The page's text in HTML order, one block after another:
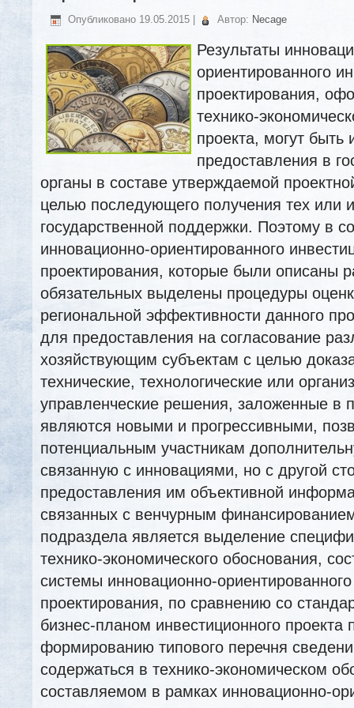
Опубликовано 19.05.2015 Автор: Necage
Результаты
ориентированного
проектирования,
технико-
проекта, могут
предоставления в
органы в составе утверждаемой
целью последующего получения тех или
государственной поддержки. Поэтому в
инновационно-ориентированного
проектирования, которые были описаны
обязательных выделены процедуры
региональной эффективности данного
для предоставления на согласование
хозяйствующим субъектам с целью
технические, технологические или
управленческие решения, заложенные в
являются новыми и прогрессивными,
потенциальным участникам
связанную с инновациями, но с другой
предоставления им объективной
связанных с венчурным
подраздела является выделение
технико-экономического обоснования,
системы инновационно-
проектирования, по сравнению со
бизнес-планом инвестиционного проекта
формированию типового перечня
содержаться в технико-экономическом
составляемом в рамках инновационно-